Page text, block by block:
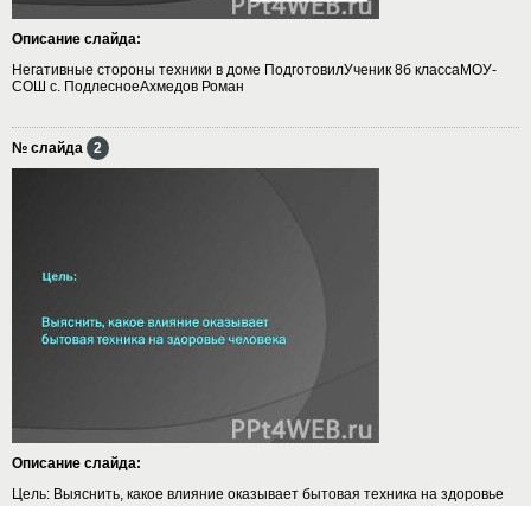
Описание слайда:
Негативные стороны техники в доме ПодготовилУченик 8б классаМОУ-
СОШ с. ПодлесноеАхмедов Роман
№ слайда 2
Описание слайда:
Цель: Выяснить, какое влияние оказывает бытовая техника на здоровье